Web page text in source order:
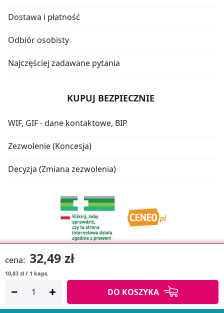
cena: 32,49 zł
10,83 zł / 1 kaps.
DO KOSZYKA
Dostawa i płatność
Odbiór osobisty
Najczęściej zadawane pytania
KUPUJ BEZPIECZNIE
WIF, GIF - dane kontaktowe, BIP
Zezwolenie (Koncesja)
Decyzja (Zmiana zezwolenia)
Copyright © 2026
APTUSSHOP
Projekt strony: MEDICARE.PL iAPTUS.PL